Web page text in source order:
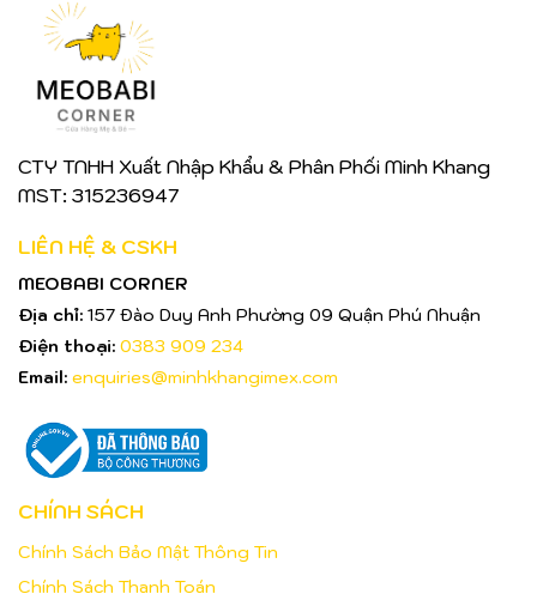
CTY TNHH Xuất Nhập Khẩu & Phân Phối Minh Khang
MST: 315236947
LIÊN HỆ & CSKH
MEOBABI CORNER
Địa chỉ: 157 Đào Duy Anh Phường 09 Quận Phú Nhuận
Điện thoại: 0383 909 234
Email: enquiries@minhkhangimex.com
CHÍNH SÁCH
Chính Sách Bảo Mật Thông Tin
Chính Sách Thanh Toán